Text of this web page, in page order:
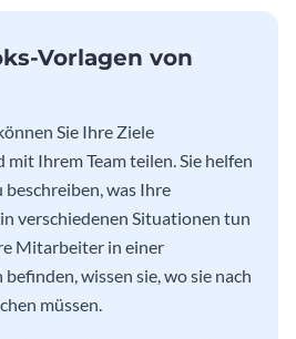
Vorlagen von
Sie Ihre Ziele
Ihrem Team teilen. Sie helfen
beschreiben, was Ihre
verschiedenen Situationen tun
Mitarbeiter in einer
wissen sie, wo sie nach
müssen.